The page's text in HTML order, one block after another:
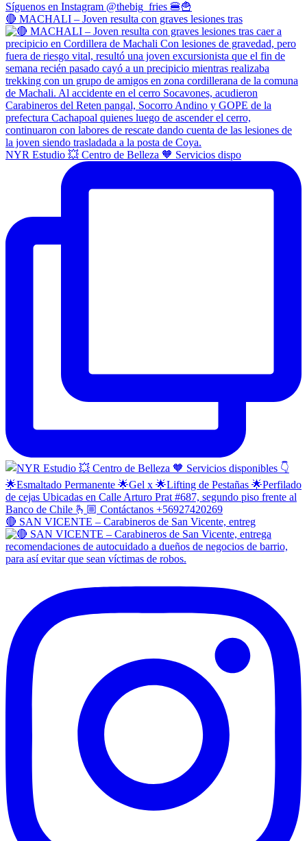
🔴 MACHALI – Joven resulta con graves lesiones tras
NYR Estudio 💥 Centro de Belleza 🧡 Servicios dispo
🔴 SAN VICENTE – Carabineros de San Vicente, entreg